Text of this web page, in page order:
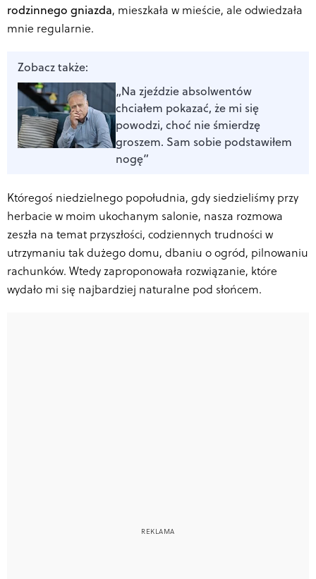
rodzinnego gniazda, mieszkała w mieście, ale odwiedzała
mnie regularnie.
Zobacz także:
„Na zjeździe absolwentów
chciałem pokazać, że mi się
powodzi, choć nie śmierdzę
groszem. Sam sobie podstawiłem
nogę”
Któregoś niedzielnego popołudnia, gdy siedzieliśmy przy
herbacie w moim ukochanym salonie, nasza rozmowa
zeszła na temat przyszłości, codziennych trudności w
utrzymaniu tak dużego domu, dbaniu o ogród, pilnowaniu
rachunków. Wtedy zaproponowała rozwiązanie, które
wydało mi się najbardziej naturalne pod słońcem.